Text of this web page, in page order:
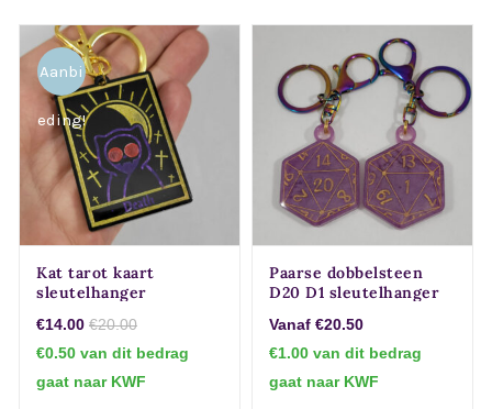
Aanbi
eding!
Kat tarot kaart
sleutelhanger
€14.00 €20.00
€0.50 van dit bedrag
gaat naar KWF
Paarse dobbelsteen
D20 D1 sleutelhanger
Vanaf €20.50
€1.00 van dit bedrag
gaat naar KWF